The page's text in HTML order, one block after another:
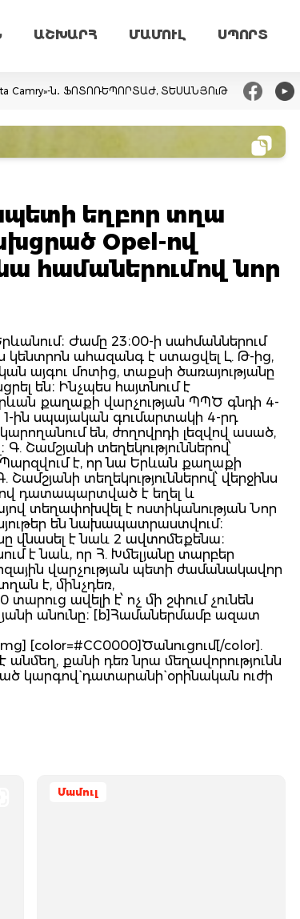
ԱՇԽԱՐՀ ՄԱՄՈՒԼ ՍՊՈՐՏ
Camry»-ն․ ՖՈՏՈՌԵՊՈՐՏԱԺ, ՏԵՍԱՆՅՈւԹ
եղբոր տղա
Opel-ով
համաներումով նոր
Ժամը 23։00-ի սահմաններում
ահազանգ է ստացվել Լ. Թ-ից,
այգու մոտից, տաքսի ծառայությանը
են։ Ինչպես հայտնում է
քաղաքի վարչության ՊՊԾ գնդի 4-
ին սպայական գումարտակի 4-րդ
են, ժողովրդի լեզվով ասած,
Շամշյանի տեղեկություններով՝
Պարզվում է, որ նա Երևան քաղաքի
տեղեկություններով՝ վերջինս
դատապարտված է եղել և
տեղափոխվել է ոստիկանության Նոր
են նախապատրաստվում։
վնասել է նաև 2 ավտոմեքենա։
է նաև, որ Հ. Խմելյանը տարբեր
վարչության պետի ժամանակավոր
է, մինչդեռ,
ավելի է՝ ոչ մի շփում չունեն
անունը։ [b]Համաներմամբ ազատ
[color=#CC0000]Ծանուցում[/color].
քանի դեռ նրա մեղավորությունն
կարգով` դատարանի` օրինական ուժի
Մամուլ